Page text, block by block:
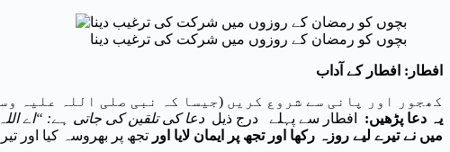
بچوں کو رمضان کے روزوں میں شرکت کی ترغیب دینا
افطار: افطار کے آداب
– کھجور اور پانی سے شروع کریں (جیسا کہ نبی صلی اللہ علیہ
یہ دعا پڑھیں: افطار سے پہلے درج ذیل دعا کی تلقین کی جاتی ہے: “اے
میں نے تیرے لیے روزہ رکھا اور تجھ پر ایمان لایا اور تجھ پر بھروسہ کیا اور